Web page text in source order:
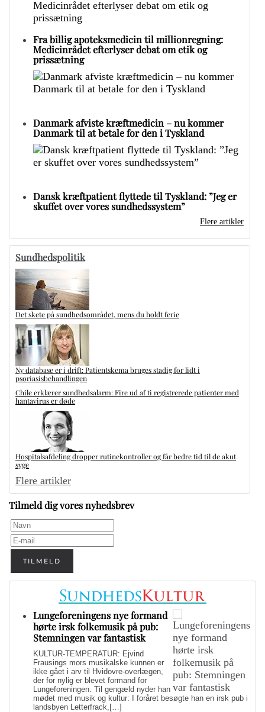
Fra billig apoteksmedicin til millionregning:
Medicinrådet efterlyser debat om etik og
prissætning
Danmark afviste kræftmedicin – nu kommer
Danmark til at betale for den i Tyskland
Dansk kræftpatient flyttede til Tyskland: ”Jeg er
skuffet over vores sundhedssystem”
Flere artikler
Sundhedspolitik
Det skete på sundhedsområdet, mens du holdt ferie
Ny database er i drift: Patientskema bruges stadig for lidt i
psoriasisbehandlingen
Chile erklærer sundhedsalarm: Fire ud af ti registrerede patienter med
hantavirus er døde
Hospitalsafdeling dropper rutinekontroller og får bedre tid til de akut
syge
Flere artikler
Tilmeld dig vores nyhedsbrev
TILMELD
Lungeforeningens nye formand
hørte irsk folkemusik på pub:
Stemningen var fantastisk
KULTUR-TEMPERATUR: Ejvind
Frausings mors musikalske kunnen er
ikke gået i arv til Hvidovre-overlægen,
der for nylig er blevet formand for
Lungeforeningen. Til gengæld nyder han
mødet med musik og kultur: I foråret besøgte han en irsk pub i
landsbyen Letterfrack,[…]